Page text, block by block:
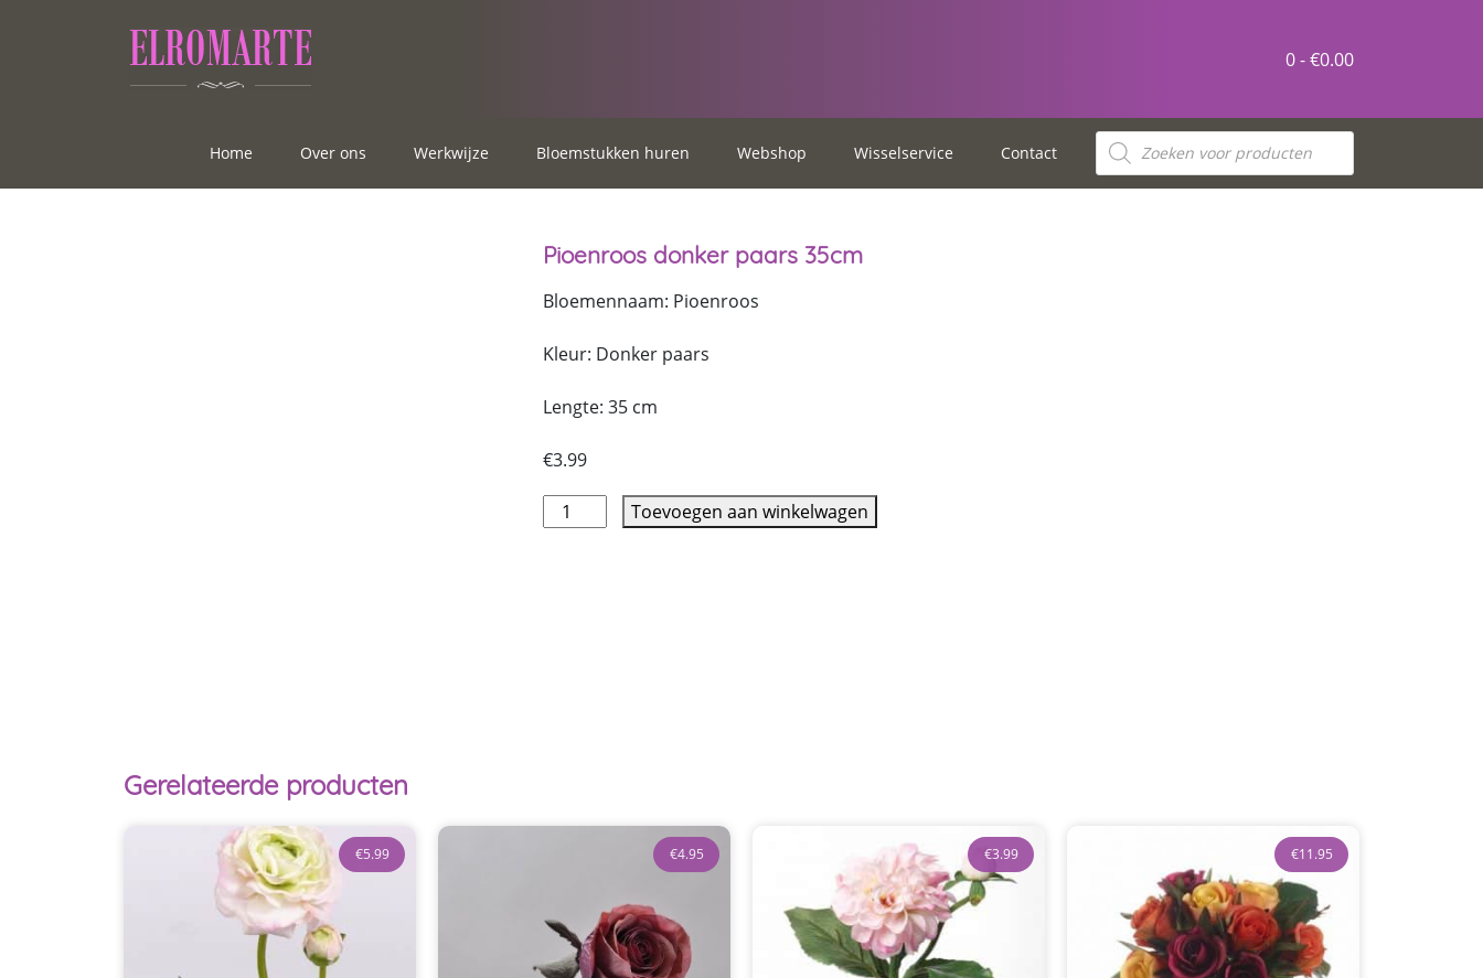
0 -€0.00
Home Over ons Werkwijze Bloemstukken huren Webshop Wisselservice Contact
Pioenroos donker paars 35cm
Bloemennaam: Pioenroos
Kleur: Donker paars
Lengte: 35 cm
€3.99
Toevoegen aan winkelwagen
Gerelateerde producten
€5.99 €4.95 €3.99 €11.95